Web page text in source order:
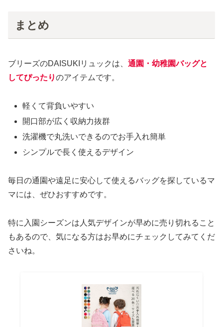
まとめ
ブリーズのDAISUKIリュックは、 通園・幼稚園バッグと
してぴったりのアイテムです。
軽くて背負いやすい
開口部が広く収納力抜群
洗濯機で丸洗いできるのでお手入れ簡単
シンプルで長く使えるデザイン
毎日の通園や遠足に安心して使えるバッグを探しているマ
マには、ぜひおすすめです。
特に入園シーズンは人気デザインが早めに売り切れること
もあるので、気になる方はお早めにチェックしてみてくだ
さいね。